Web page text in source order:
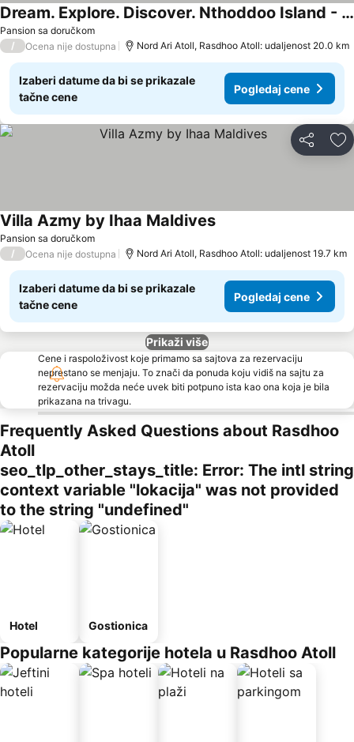
Pansion sa doručkom
Dream. Explore. Discover. Nthoddoo Island - Most Famous Agricultural Island.
/ Ocena nije dostupna Nord Ari Atoll, Rasdhoo Atoll: udaljenost 20.0 km
Izaberi datume da bi se prikazale
tačne cene
Pogledaj cene
Deli
Pansion sa doručkom
Villa Azmy by Ihaa Maldives
/ Ocena nije dostupna Nord Ari Atoll, Rasdhoo Atoll: udaljenost 19.7 km
Izaberi datume da bi se prikazale
tačne cene
Pogledaj cene
Prikaži više
Cene i raspoloživost koje primamo sa sajtova za rezervaciju
neprestano se menjaju. To znači da ponuda koju vidiš na sajtu za
rezervaciju možda neće uvek biti potpuno ista kao ona koja je bila
prikazana na trivagu.
Frequently Asked Questions about Rasdhoo
Atoll
seo_tlp_other_stays_title: Error: The intl string
context variable "lokacija" was not provided
to the string "undefined"
Hotel Gostionica
Popularne kategorije hotela u Rasdhoo Atoll